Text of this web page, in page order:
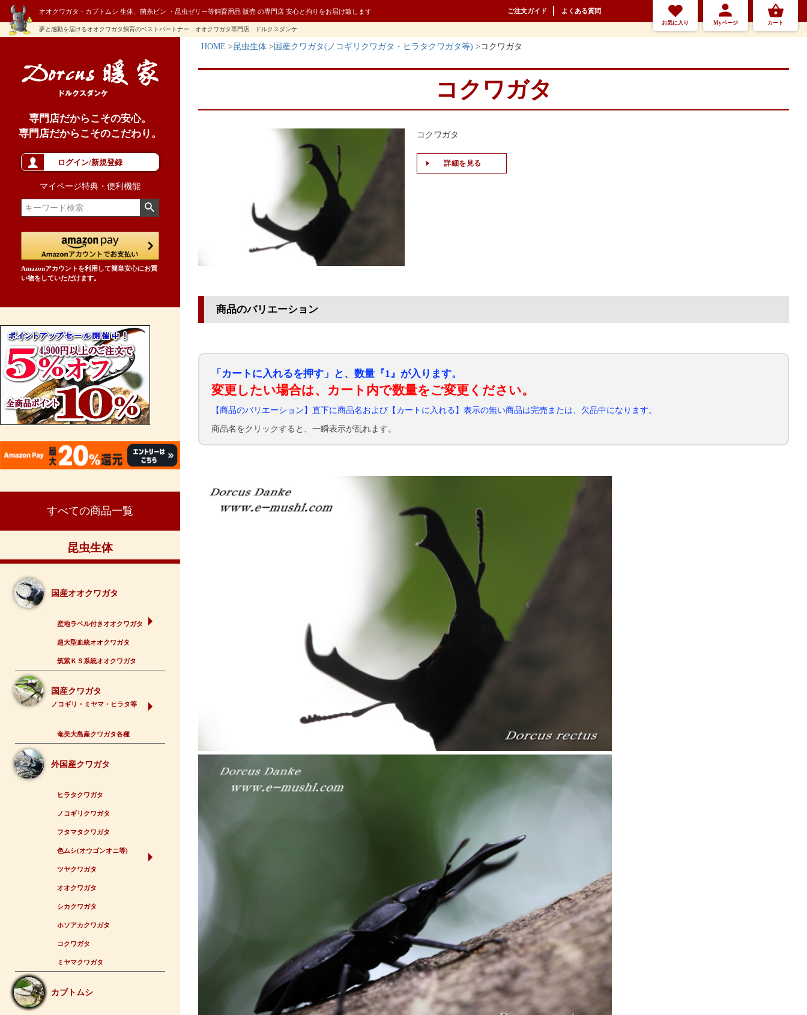
オオクワガタ・カブトムシ 生体、菌糸ビン ・昆虫ゼリー等飼育用品 販売 の専門店 安心と拘りをお届け致します ご注文ガイド よくある質問
夢と感動を届けるオオクワガタ飼育のベストパートナー オオクワガタ専門店 ドルクスダンケ
お気に入り Myページ カート
専門店だからこその安心。
専門店だからこそのこだわり。
ログイン/新規登録
マイページ特典・便利機能
Amazonアカウントを利用して簡単安心にお買
い物をしていただけます。
すべての商品一覧
昆虫生体
国産オオクワガタ
産地ラベル付きオオクワガタ
超大型血統オオクワガタ
筑紫ＫＳ系統オオクワガタ
国産クワガタ
ノコギリ・ミヤマ・ヒラタ等
奄美大島産クワガタ各種
外国産クワガタ
ヒラタクワガタ
ノコギリクワガタ
フタマタクワガタ
色ムシ(オウゴンオニ等)
ツヤクワガタ
オオクワガタ
シカクワガタ
ホソアカクワガタ
コクワガタ
ミヤマクワガタ
カブトムシ
HOME 昆虫生体 国産クワガタ(ノコギリクワガタ・ヒラタクワガタ等) コクワガタ
コクワガタ
コクワガタ
詳細を見る
商品のバリエーション
「カートに入れるを押す」と、数量『1』が入ります。
変更したい場合は、カート内で数量をご変更ください。
【商品のバリエーション】直下に商品名および【カートに入れる】表示の無い商品は完売または、欠品中になります。
商品名をクリックすると、一瞬表示が乱れます。